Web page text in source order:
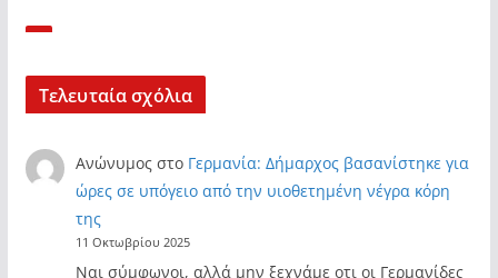
Τελευταία σχόλια
Ανώνυμος στο Γερμανία: Δήμαρχος βασανίστηκε για
ώρες σε υπόγειο από την υιοθετημένη νέγρα κόρη
της
11 Οκτωβρίου 2025
Ναι σύμφωνοι, αλλά μην ξεχνάμε οτι οι Γερμανίδες